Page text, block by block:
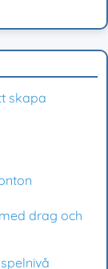
skapa
drag och